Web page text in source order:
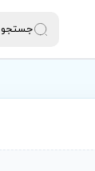
جستجو